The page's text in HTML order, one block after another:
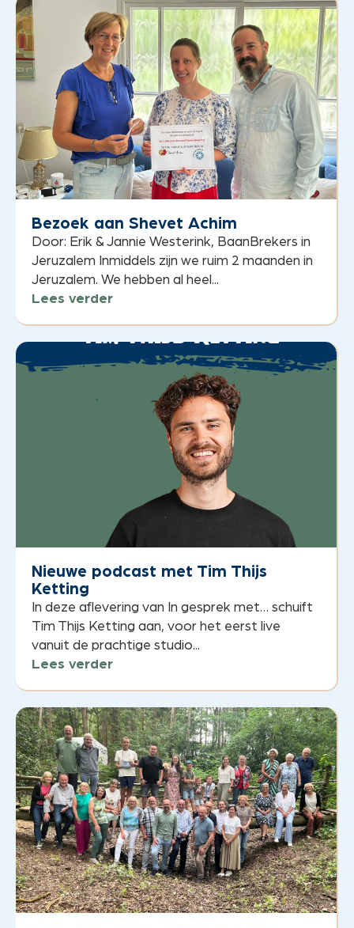
Bezoek aan Shevet Achim
Door: Erik & Jannie Westerink, BaanBrekers in
Jeruzalem Inmiddels zijn we ruim 2 maanden in
Jeruzalem. We hebben al heel...
Lees verder
Nieuwe podcast met Tim Thijs
Ketting
In deze aflevering van In gesprek met… schuift
Tim Thijs Ketting aan, voor het eerst live
vanuit de prachtige studio...
Lees verder